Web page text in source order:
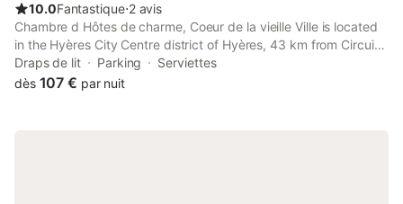
10.0Fantastique⋅2 avis
Chambre d Hôtes de charme, Coeur de la vieille Ville is located
in the Hyères City Centre district of Hyères, 43 km from Circuit
Paul Ricard, 46 km from Chateau de Grimaud and 46 km from
Le Pont des Fées.
Draps de lit Parking
Serviettes
dès 107 € par nuit